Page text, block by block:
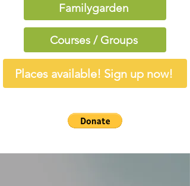
Familygarden
Courses / Groups
Places available! Sign up now!